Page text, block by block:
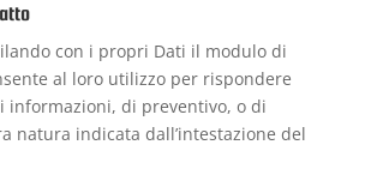
con i propri Dati il modulo di
al loro utilizzo per rispondere
informazioni, di preventivo, o di
natura indicata dall’intestazione del